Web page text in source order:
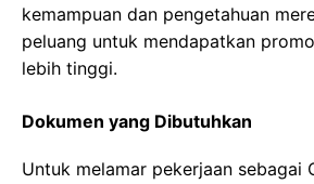
kemampuan dan pengetahuan
peluang untuk mendapatkan
lebih tinggi.
Dokumen yang Dibutuhkan
Untuk melamar pekerjaan sebagai